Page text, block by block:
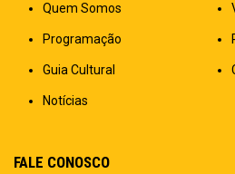
Quem Somos
Programação
Guia Cultural
Notícias
FALE CONOSCO